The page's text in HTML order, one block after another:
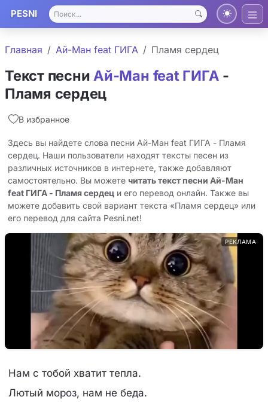
PESNI
Главная Ай-Ман feat ГИГА Пламя cердец
Текст песни Ай-Ман feat ГИГА -
Пламя cердец
В избранное
Здесь вы найдете слова песни Ай-Ман feat ГИГА - Пламя
cердец. Наши пользователи находят тексты песен из
различных источников в интернете, также добавляют
самостоятельно. Вы можете читать текст песни Ай-Ман
feat ГИГА - Пламя cердец и его перевод онлайн. Также вы
можете добавить свой вариант текста «Пламя cердец» или
его перевод для сайта Pesni.net!
РЕКЛАМА
Нам с тобой хватит тепла.
Лютый мороз, нам не беда.